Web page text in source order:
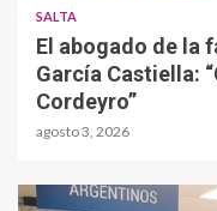
SALTA
El abogado de la
García Castiella:
Cordeyro”
agosto 3, 2026